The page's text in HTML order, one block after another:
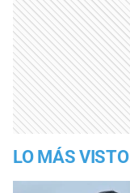
LO MÁS VISTO